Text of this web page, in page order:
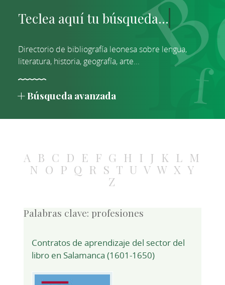
Directorio de bibliografía leonesa sobre lengua,
literatura, historia, geografía, arte...
Búsqueda avanzada
A B C D E F G H I J K L M
N O P Q R S T U V W X Y
Z
Palabras clave: profesiones
Contratos de aprendizaje del sector del
libro en Salamanca (1601-1650)